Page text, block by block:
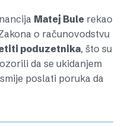
Matej Bule rekao
o računovodstvu
poduzetnika, što su
da se ukidanjem
poslati poruka da